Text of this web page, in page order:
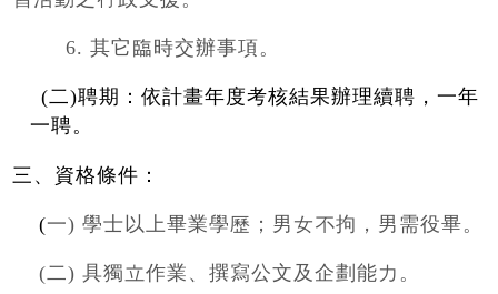
6. 其它臨時交辦事項。
(二)聘期：依計畫年度考核結果辦理續聘，一年
一聘。
三、資格條件：
(一) 學士以上畢業學歷；男女不拘，男需役畢。
(二) 具獨立作業、撰寫公文及企劃能力。